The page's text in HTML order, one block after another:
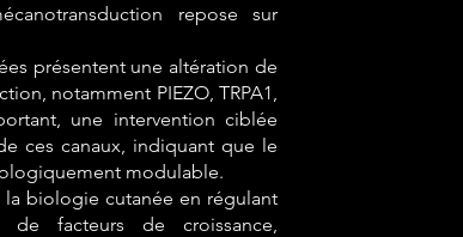
repose sur
présentent une altération de
notamment PIEZO, TRPA1,
une intervention ciblée
ces canaux, indiquant que le
modulable.
biologie cutanée en régulant
de facteurs de croissance,